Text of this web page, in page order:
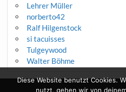
Lehrer Müller
norberto42
Ralf Hilgenstock
si tacuisses
Tulgeywood
Walter Böhme
Diese Website benutzt Cookies.
nutzt, gehen wir von